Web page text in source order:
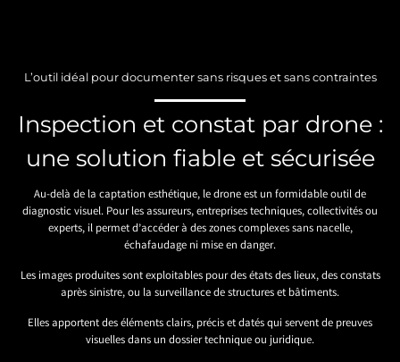
L’outil idéal pour documenter sans risques et sans contraintes
Inspection et constat par drone :
une solution fiable et sécurisée
Au-delà de la captation esthétique, le drone est un formidable outil de
diagnostic visuel. Pour les assureurs, entreprises techniques, collectivités ou
experts, il permet d’accéder à des zones complexes sans nacelle,
échafaudage ni mise en danger.
Les images produites sont exploitables pour des états des lieux, des constats
après sinistre, ou la surveillance de structures et bâtiments.
Elles apportent des éléments clairs, précis et datés qui servent de preuves
visuelles dans un dossier technique ou juridique.